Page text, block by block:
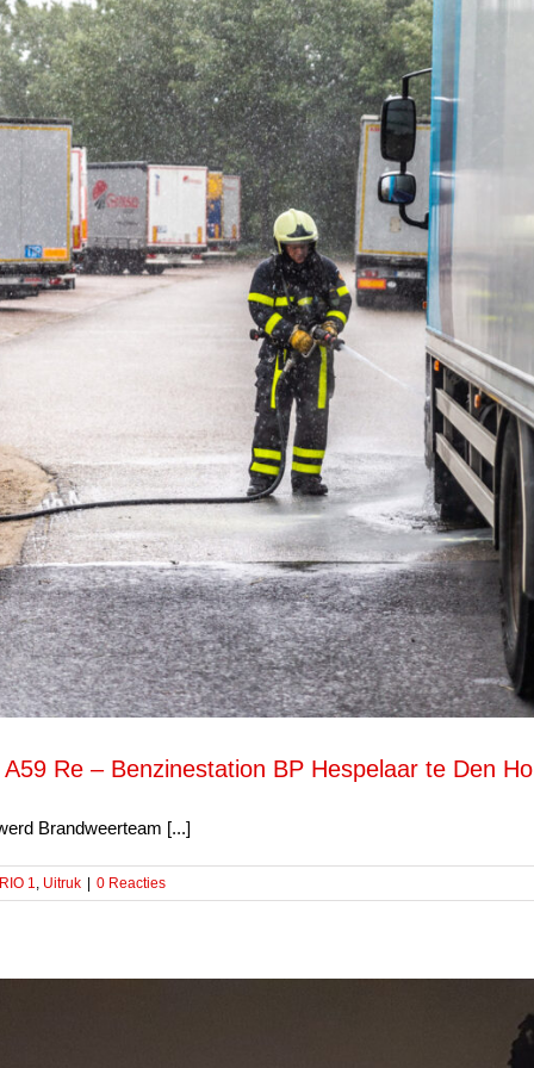
Re – Benzinestation BP Hespelaar te Den
Brandweerteam [...]
1, Uitruk 0 Reacties